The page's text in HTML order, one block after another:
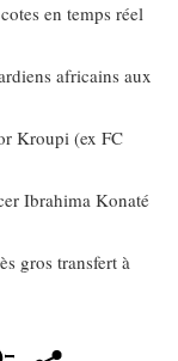
en temps réel
africains aux
Kroupi (ex FC
Ibrahima Konaté
gros transfert à